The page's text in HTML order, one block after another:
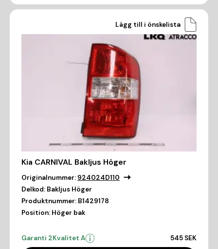
Lägg till i önskelista
Kia CARNIVAL Bakljus Höger
Originalnummer: 924024D110
Delkod: Bakljus Höger
Produktnummer: B1429178
Position: Höger bak
Garanti 2Kvalitet A 545 SEK